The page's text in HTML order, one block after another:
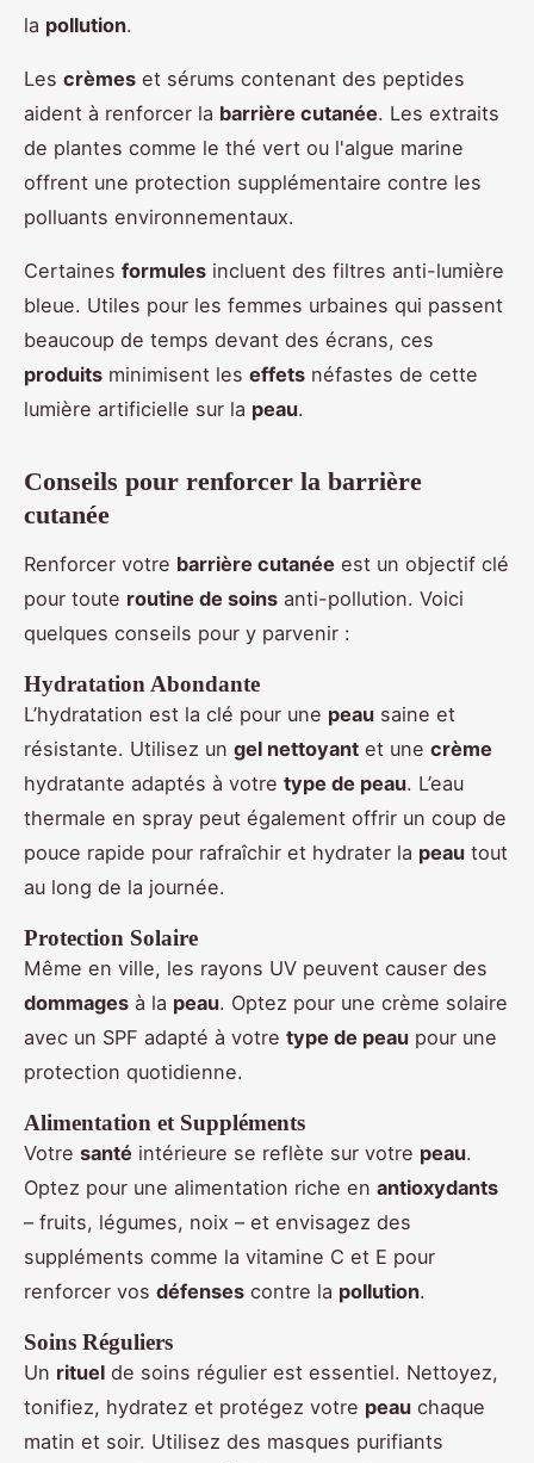
la pollution.
Les crèmes et sérums contenant des peptides
aident à renforcer la barrière cutanée. Les extraits
de plantes comme le thé vert ou l'algue marine
offrent une protection supplémentaire contre les
polluants environnementaux.
Certaines formules incluent des filtres anti-lumière
bleue. Utiles pour les femmes urbaines qui passent
beaucoup de temps devant des écrans, ces
produits minimisent les effets néfastes de cette
lumière artificielle sur la peau.
Conseils pour renforcer la barrière
cutanée
Renforcer votre barrière cutanée est un objectif clé
pour toute routine de soins anti-pollution. Voici
quelques conseils pour y parvenir :
Hydratation Abondante
L’hydratation est la clé pour une peau saine et
résistante. Utilisez un gel nettoyant et une crème
hydratante adaptés à votre type de peau. L’eau
thermale en spray peut également offrir un coup de
pouce rapide pour rafraîchir et hydrater la peau tout
au long de la journée.
Protection Solaire
Même en ville, les rayons UV peuvent causer des
dommages à la peau. Optez pour une crème solaire
avec un SPF adapté à votre type de peau pour une
protection quotidienne.
Alimentation et Suppléments
Votre santé intérieure se reflète sur votre peau.
Optez pour une alimentation riche en antioxydants
– fruits, légumes, noix – et envisagez des
suppléments comme la vitamine C et E pour
renforcer vos défenses contre la pollution.
Soins Réguliers
Un rituel de soins régulier est essentiel. Nettoyez,
tonifiez, hydratez et protégez votre peau chaque
matin et soir. Utilisez des masques purifiants